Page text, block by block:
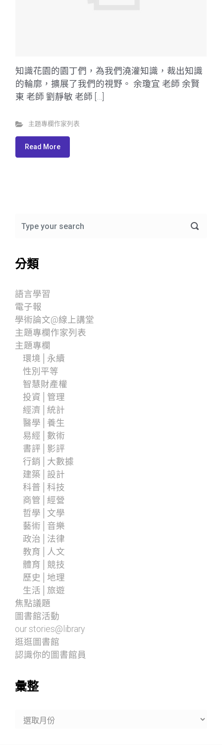
知識花園的園丁們，為我們澆灌知識，裁出知識
的輪廓，擴展了我們的視野。 余瓊宜 老師 余賢
東 老師 劉靜敏 老師 […]
主題專欄作家列表
Read More
分類
語言學習
電子報
學術論文@線上講堂
主題專欄作家列表
主題專欄
環境│永續
性別平等
智慧財產權
投資│管理
經濟│統計
醫學│養生
易經│數術
書評│影評
行銷│大數據
建築│設計
科普│科技
商管│經營
哲學│文學
藝術│音樂
政治│法律
教育│人文
體育│競技
歷史│地理
生活│旅遊
焦點議題
圖書館活動
our stories@library
逛逛圖書館
認識你的圖書館員
彙整